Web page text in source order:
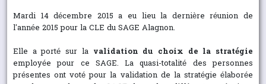
Mardi 14 décembre 2015 a eu lieu la dernière réunion de
l'année 2015 pour la CLE du SAGE Alagnon.
Elle a porté sur la validation du choix de la stratégie
employée pour ce SAGE. La quasi-totalité des personnes
présentes ont voté pour la validation de la stratégie élaborée